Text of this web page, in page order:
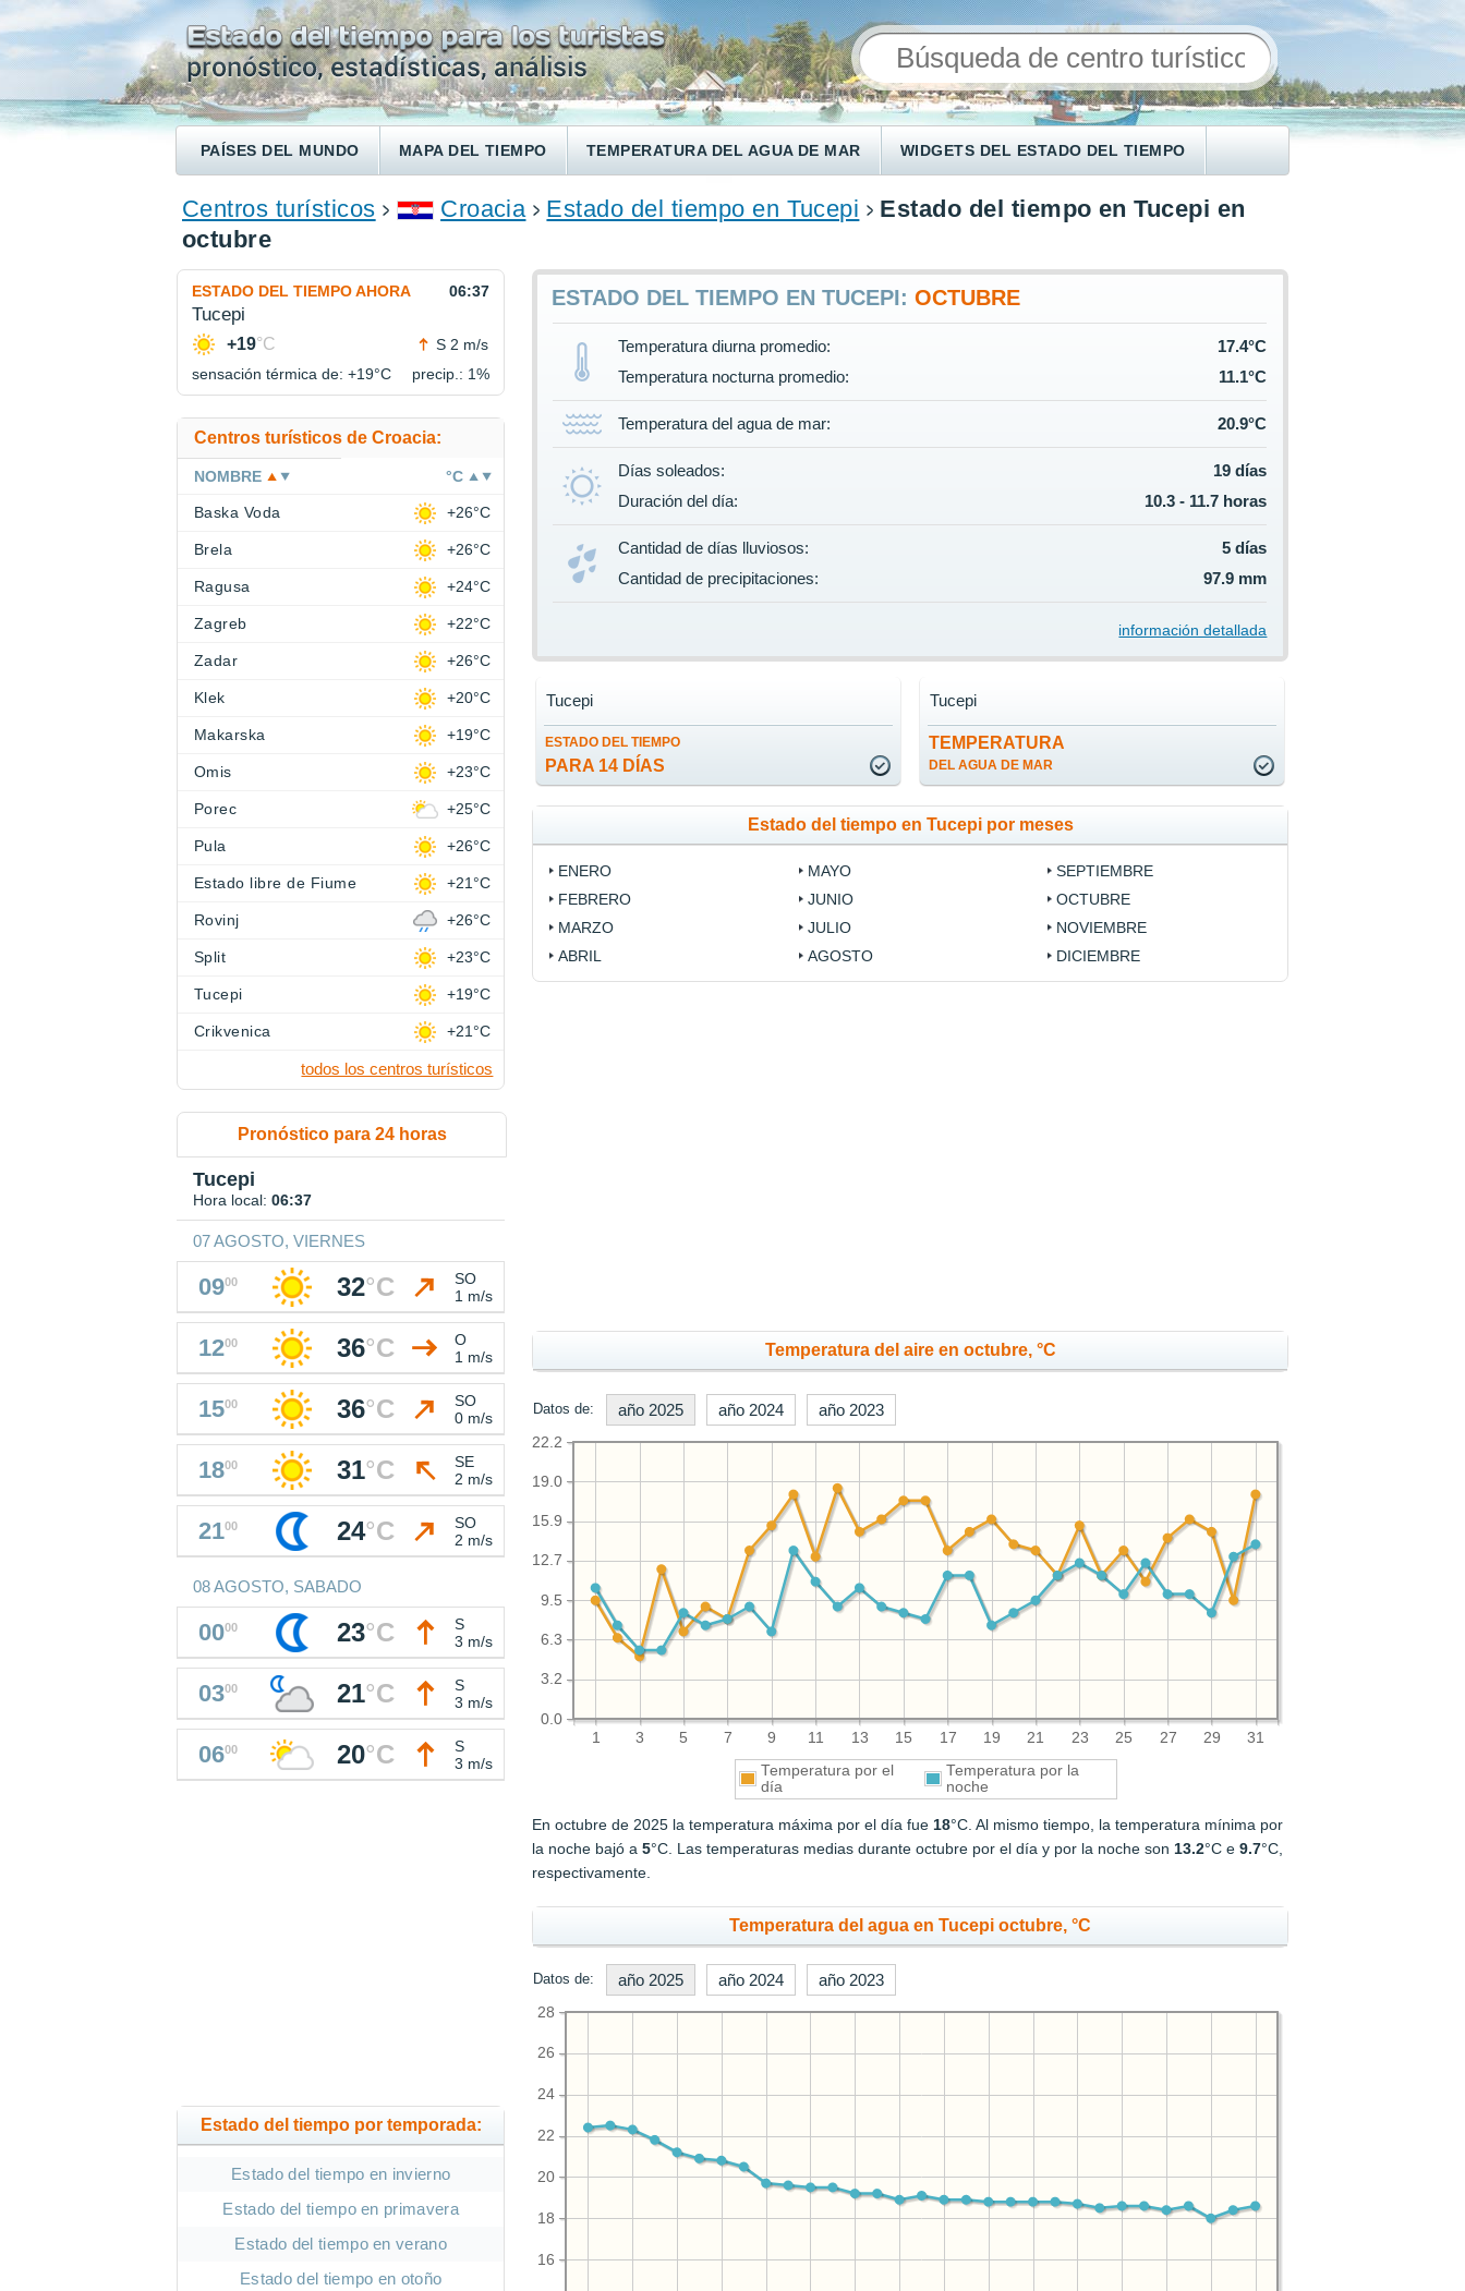
PAÍSES DEL MUNDO MAPA DEL TIEMPO TEMPERATURA DEL AGUA DE MAR WIDGETS DEL ESTADO DEL TIEMPO
ENCONTRAR UN HOTEL
Centros turísticos Croacia Estado del tiempo en Tucepi
Estado del tiempo en Tucepi en
octubre
ESTADO DEL TIEMPO EN TUCEPI:OCTUBRE
Temperatura diurna promedio:
17.4°C
Temperatura nocturna promedio:
11.1°C
Temperatura del agua de mar: 20.9°C
Días soleados:
19 días
Duración del día:
10.3 - 11.7 horas
Cantidad de días lluviosos:
5 días
Cantidad de precipitaciones:
97.9 mm
información detallada
ESTADO DEL TIEMPO
PARA 14 DÍAS
Tucepi
TEMPERATURA
DEL AGUA DE MAR
Tucepi
Estado del tiempo en Tucepi por meses
ENERO
FEBRERO
MARZO
ABRIL
MAYO
JUNIO
JULIO
AGOSTO
SEPTIEMBRE
OCTUBRE
NOVIEMBRE
DICIEMBRE
Temperatura del aire en octubre, °C
Datos de: año 2025 año 2024 año 2023
1 3 5 7 9 11 13 15 17 19 21 23 25 27 29 31
0.0
3.2
6.3
9.5
12.7
15.9
19.0
22.2
Temperatura por el
día
Temperatura por la
noche
En octubre de 2025 la temperatura máxima por el día fue 18°C. Al mismo tiempo, la temperatura mínima por
la noche bajó a5°C. Las temperaturas medias durante octubre por el día y por la noche son 13.2°C e9.7°C,
respectivamente.
Temperatura del agua en Tucepi octubre, °C
Datos de: año 2025 año 2024 año 2023
16
18
20
22
24
26
28
ESTADO DEL TIEMPO AHORA 06:37
Tucepi
+19°C
S 2 m/s
sensación térmica de: +19°C precip.: 1%
Centros turísticos de Croacia:
NOMBRE °C
Baska Voda +26°C
Brela +26°C
Ragusa +24°C
Zagreb +22°C
Zadar +26°C
Klek +20°C
Makarska +19°C
Omis +23°C
Porec +25°C
Pula +26°C
Estado libre de Fiume +21°C
Rovinj +26°C
Split +23°C
Tucepi +19°C
Crikvenica +21°C
todos los centros turísticos
Pronóstico para 24 horas
Tucepi
Hora local: 06:37
07 AGOSTO, VIERNES
0900 32°C
SO
1 m/s
1200 36°C
O
1 m/s
1500 36°C
SO
0 m/s
1800 31°C
SE
2 m/s
2100 24°C
SO
2 m/s
08 AGOSTO, SABADO
0000 23°C
S
3 m/s
0300 21°C
S
3 m/s
0600 20°C
S
3 m/s
Estado del tiempo por temporada:
Estado del tiempo en invierno
Estado del tiempo en primavera
Estado del tiempo en verano
Estado del tiempo en otoño